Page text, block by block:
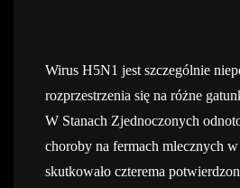
Wirus H5N1 jest szczególnie
rozprzestrzenia się na różne
W Stanach Zjednoczonych
choroby na fermach mlecznych
skutkowało czterema